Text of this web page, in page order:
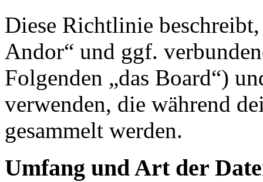
Diese Richtlinie
Andor“ und ggf.
Folgenden „das Board“)
verwenden, die während
gesammelt werden.
Umfang und Art der